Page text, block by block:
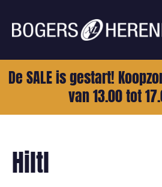
De SALE is gestart!
van 13.00 tot
Hiltl